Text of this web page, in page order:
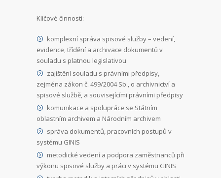
Klíčové činnosti:
komplexní správa spisové služby – vedení,
evidence, třídění a archivace dokumentů v
souladu s platnou legislativou
zajištění souladu s právními předpisy,
zejména zákon č. 499/2004 Sb., o archivnictví a
spisové službě, a souvisejícími právními předpisy
komunikace a spolupráce se Státním
oblastním archivem a Národním archivem
správa dokumentů, pracovních postupů v
systému GINIS
metodické vedení a podpora zaměstnanců při
výkonu spisové služby a práci v systému GINIS